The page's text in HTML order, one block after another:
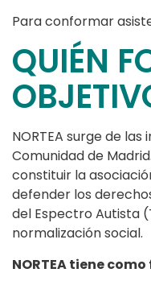
Para conformar
QUIÉN
NORTEA surge de
Comunidad de
constituir la
defender los
del Espectro Autista
normalización social.
NORTEA tiene